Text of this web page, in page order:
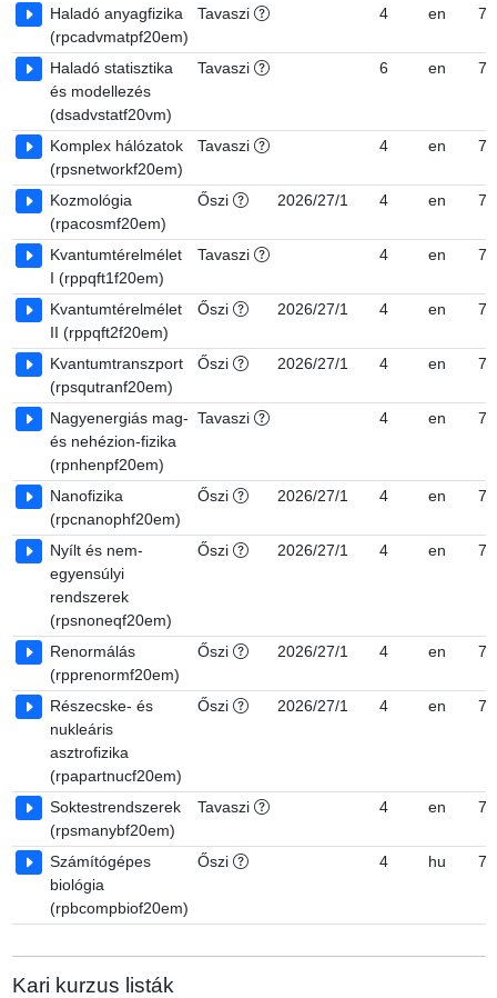
Haladó anyagfizika
(rpcadvmatpf20em)
Tavaszi 4 en 7
Haladó statisztika
és modellezés
(dsadvstatf20vm)
Tavaszi 6 en 7
Komplex hálózatok
(rpsnetworkf20em)
Tavaszi 4 en 7
Kozmológia
(rpacosmf20em)
Őszi 2026/27/1 4 en 7
Kvantumtérelmélet
I (rppqft1f20em)
Tavaszi 4 en 7
Kvantumtérelmélet
II (rppqft2f20em)
Őszi 2026/27/1 4 en 7
Kvantumtranszport
(rpsqutranf20em)
Őszi 2026/27/1 4 en 7
Nagyenergiás mag-
és nehézion-fizika
(rpnhenpf20em)
Tavaszi 4 en 7
Nanofizika
(rpcnanophf20em)
Őszi 2026/27/1 4 en 7
Nyílt és nem-
egyensúlyi
rendszerek
(rpsnoneqf20em)
Őszi 2026/27/1 4 en 7
Renormálás
(rpprenormf20em)
Őszi 2026/27/1 4 en 7
Részecske- és
nukleáris
asztrofizika
(rpapartnucf20em)
Őszi 2026/27/1 4 en 7
Soktestrendszerek
(rpsmanybf20em)
Tavaszi 4 en 7
Számítógépes
biológia
(rpbcompbiof20em)
Őszi 4 hu 7
Kari kurzus listák